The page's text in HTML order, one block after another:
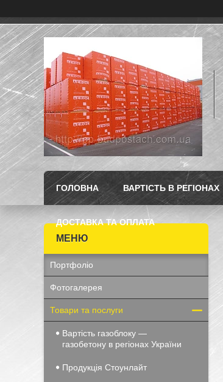
ГОЛОВНА ВАРТІСТЬ В РЕГІОНАХ
ДОСТАВКА ТА ОПЛАТА
Портфоліо
Фотогалерея
Товари та послуги
Вартість газоблоку —
газобетону в регіонах України
Продукція Стоунлайт